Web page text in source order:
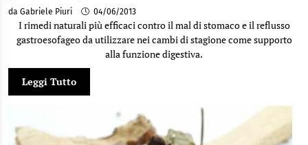
da Gabriele Piuri 04/06/2013
I rimedi naturali più efficaci contro il mal di stomaco e il reflusso
gastroesofageo da utilizzare nei cambi di stagione come supporto
alla funzione digestiva.
Leggi Tutto